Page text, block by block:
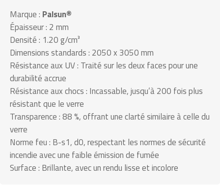
Marque : Palsun®
Épaisseur : 2 mm
Densité : 1.20 g/cm³
Dimensions standards : 2050 x 3050 mm
Résistance aux UV : Traité sur les deux faces pour une
durabilité accrue
Résistance aux chocs : Incassable, jusqu’à 200 fois plus
résistant que le verre
Transparence : 88 %, offrant une clarté similaire à celle du
verre
Norme feu : B-s1, d0, respectant les normes de sécurité
incendie avec une faible émission de fumée
Surface : Brillante, avec un rendu lisse et incolore